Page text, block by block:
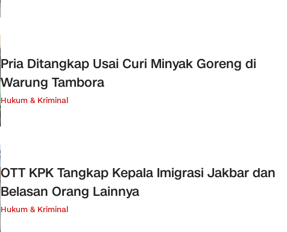
Pria Ditangkap Usai Curi Minyak Goreng di
Warung Tambora
Hukum & Kriminal
OTT KPK Tangkap Kepala Imigrasi Jakbar dan
Belasan Orang Lainnya
Hukum & Kriminal